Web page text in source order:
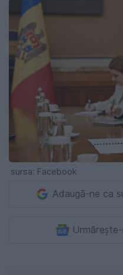
sursa: Facebook
Adaugă-ne ca